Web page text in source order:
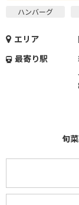
ハンバーグ
エリア
最寄り駅
旬